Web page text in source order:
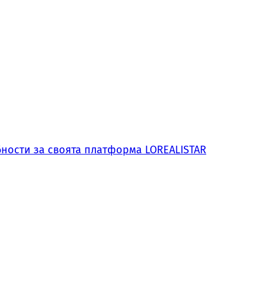
за своята платформа LOREALISTAR